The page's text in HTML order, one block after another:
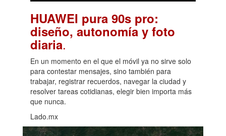
HUAWEI pura 90s pro:
diseño, autonomía y foto
diaria.
En un momento en el que el móvil ya no sirve solo
para contestar mensajes, sino también para
trabajar, registrar recuerdos, navegar la ciudad y
resolver tareas cotidianas, elegir bien importa más
que nunca.
Lado.mx